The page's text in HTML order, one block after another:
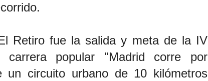
Retiro fue la salida y meta de la IV
popular "Madrid corre por
un circuito urbano de 10 kilómetros